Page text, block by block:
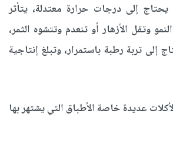
إلى درجات حرارة معتدلة، يتأثر
وتقل الأزهار أو تنعدم وتتشوه الثمر،
تربة رطبة باستمرار، وتبلغ إنتاجية
عديدة خاصة الأطباق التي يشتهر بها